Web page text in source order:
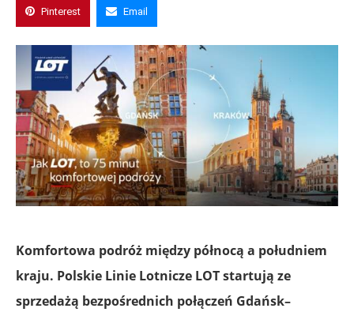
Pinterest Email
Komfortowa podróż między północą a południem
kraju. Polskie Linie Lotnicze LOT startują ze
sprzedażą bezpośrednich połączeń Gdańsk–